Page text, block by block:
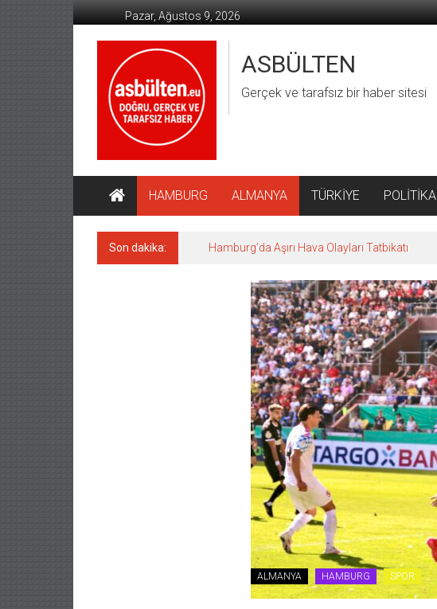
geç
Pazar, Ağustos 9, 2026
ASBÜLTEN
Gerçek ve tarafsız bir haber sitesi
HAMBURG ALMANYA TÜRKİYE POLİTİKA
Son dakika: Hamburg’da Aşırı Hava Olayları Tatbikatı
ALMANYA HAMBURG SPOR